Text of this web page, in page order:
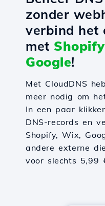
zonder
verbind het
met Shopify
Google!
Met CloudDNS
meer nodig om
In een paar
DNS-records en
Shopify, Wix,
andere externe
voor slechts 5,99